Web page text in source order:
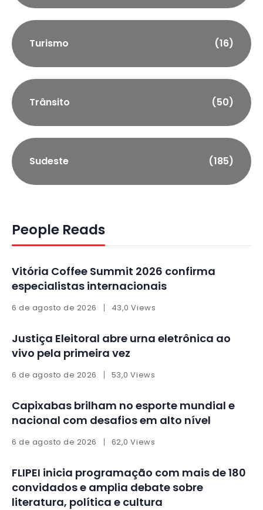
Turismo (16)
Trânsito (50)
Sudeste (185)
People Reads
Vitória Coffee Summit 2026 confirma
especialistas internacionais
6 de agosto de 2026 43,0 Views
Justiça Eleitoral abre urna eletrônica ao
vivo pela primeira vez
6 de agosto de 2026 53,0 Views
Capixabas brilham no esporte mundial e
nacional com desafios em alto nível
6 de agosto de 2026 62,0 Views
FLIPEI inicia programação com mais de 180
convidados e amplia debate sobre
literatura, política e cultura